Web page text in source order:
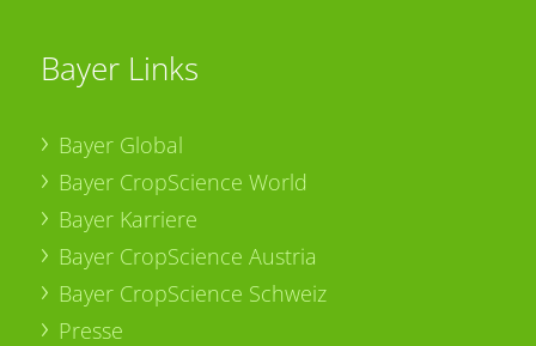
Bayer Links
Bayer Global
Bayer CropScience World
Bayer Karriere
Bayer CropScience Austria
Bayer CropScience Schweiz
Presse